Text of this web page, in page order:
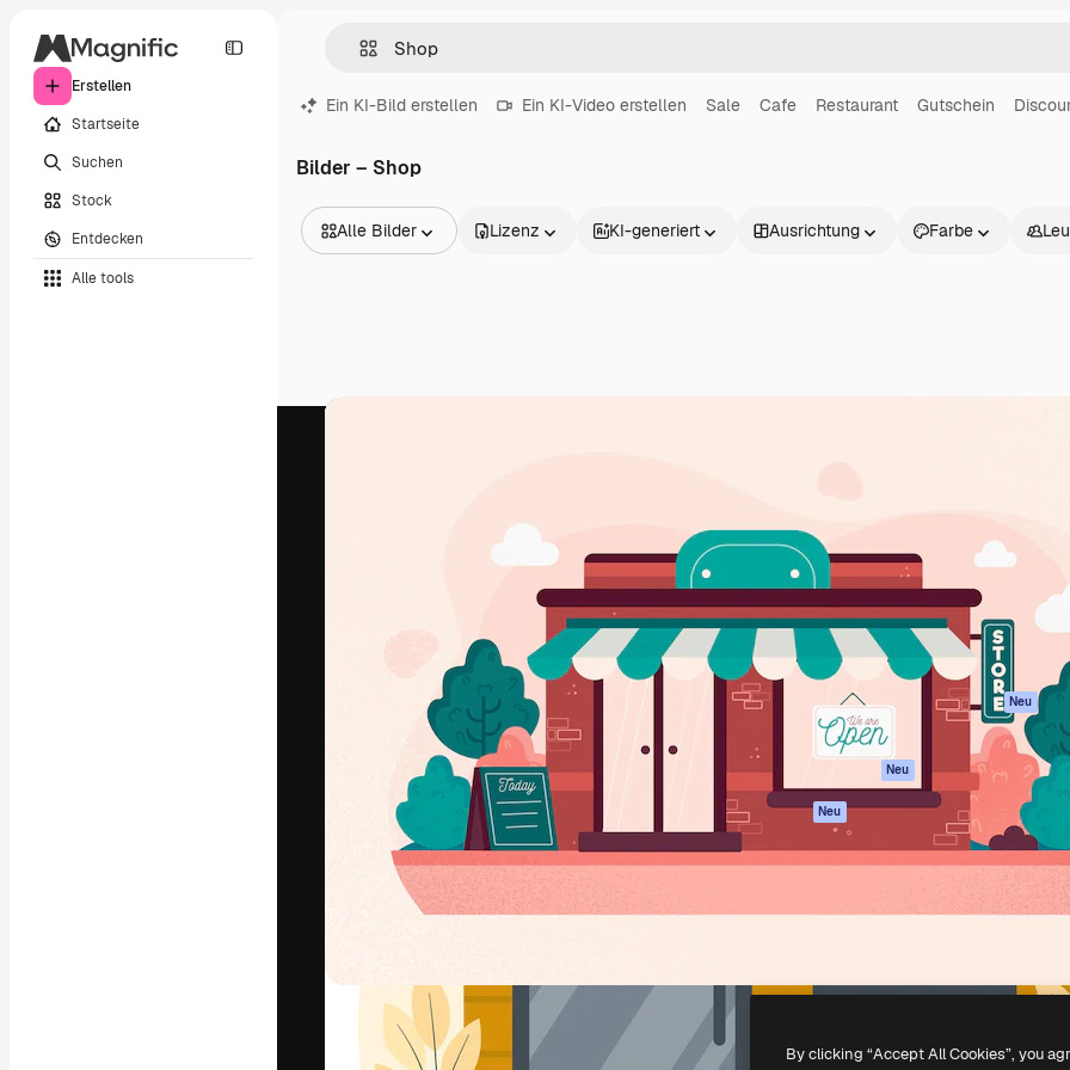
Erstellen
Startseite
Suchen
Stock
Entdecken
Alle tools
Ein KI-Bild erstellen Ein KI-Video erstellen Sale Cafe Restaurant Gutschein
Bilder – Shop
Alle Bilder
Videos
Lizenz KI-generiert Ausrichtung Farbe
Die kreative Plattform, um deine beste
Arbeit zu verwirklichen. Mehr als 1 Million
Abonnenten unter Kreativen, Unternehmen,
Agenturen und Studios.
Deutsch
Spaces
KI-Assistent
KI-Bildgenerator
KI-Videogenerator
KI-
Stimmengenerator
Stock-Inhalte
MCP für
Claude/ChatGPT
Neu
Agenten Neu
API
Mobile App
Academy
Dokumentation
Support
AGB
Originale Neu
Cookie-Richtlinie
Partner
Unternehmen
By clicking “Accept All Cookies”, you